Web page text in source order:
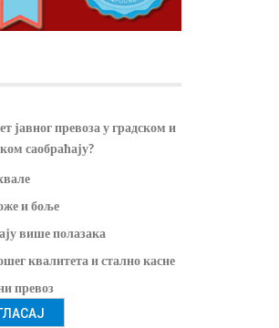
јавног превоза у градском и
саобраћају?
и боље
више полазака
квалитета и стално касне
превоз